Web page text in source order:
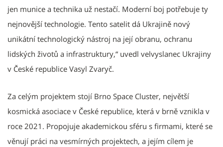
jen munice a technika už nestačí. Moderní boj potřebuje ty
nejnovější technologie. Tento satelit dá Ukrajině nový
unikátní technologický nástroj na její obranu, ochranu
lidských životů a infrastruktury,“ uvedl velvyslanec Ukrajiny
v České republice Vasyl Zvaryč.
Za celým projektem stojí Brno Space Cluster, největší
kosmická asociace v České republice, která v brně vznikla v
roce 2021. Propojuje akademickou sféru s firmami, které se
věnují práci na vesmírných projektech, a jejím cílem je